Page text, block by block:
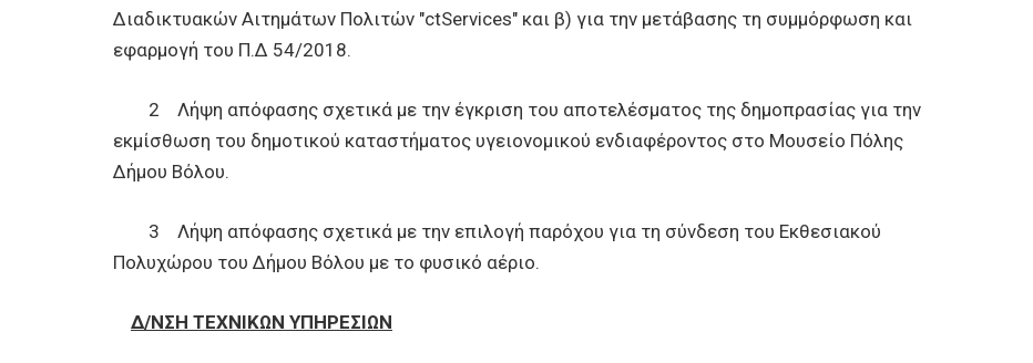
Διαδικτυακών Αιτημάτων Πολιτών "ctServices" και β) για την μετάβασης τη συμμόρφωση και
εφαρμογή του Π.Δ 54/2018.
2 Λήψη απόφασης σχετικά με την έγκριση του αποτελέσματος της δημοπρασίας για την
εκμίσθωση του δημοτικού καταστήματος υγειονομικού ενδιαφέροντος στο Μουσείο Πόλης
Δήμου Βόλου.
3 Λήψη απόφασης σχετικά με την επιλογή παρόχου για τη σύνδεση του Εκθεσιακού
Πολυχώρου του Δήμου Βόλου με το φυσικό αέριο.
Δ/ΝΣΗ ΤΕΧΝΙΚΩΝ ΥΠΗΡΕΣΙΩΝ